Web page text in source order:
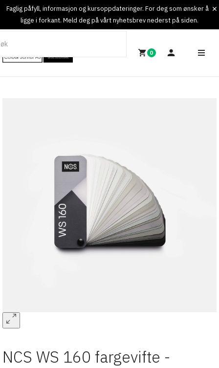
Faglig påfyll, informasjon og kursoppdateringer. For deg som ønsker å
ligge i forkant. Meld deg på vårt nyhetsbrev nederst på siden.
0
NCS WS 160 fargevifte -